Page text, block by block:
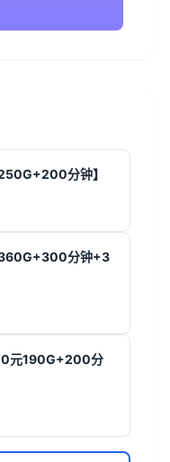
分钟】
分钟+3
元190G+200分